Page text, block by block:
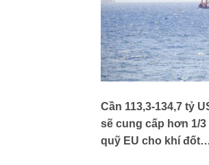
Cần 113,3-134,7 tỷ
sẽ cung cấp hơn 1/
quỹ EU cho khí